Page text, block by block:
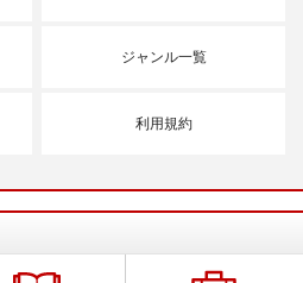
ジャンル一覧
利用規約